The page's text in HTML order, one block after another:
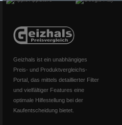
Geizhals ist ein unabhängiges
Preis- und Produktvergleichs-
Portal, das mittels detaillierter Filter
und vielfältiger Features eine
optimale Hilfestellung bei der
Kaufentscheidung bietet.